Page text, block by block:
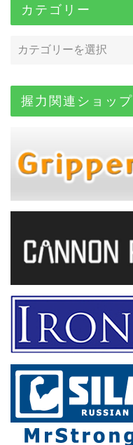
カテゴリー
握力関連ショップ